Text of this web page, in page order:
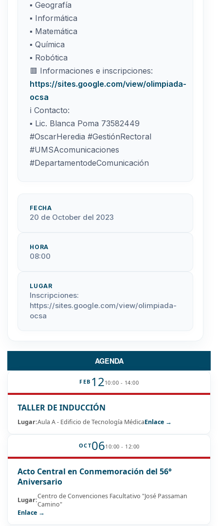
▪ Geografía
▪ Informática
▪ Matemática
▪ Química
▪ Robótica
🟥 Informaciones e inscripciones:
https://sites.google.com/view/olimpiada-
ocsa
ℹ Contacto:
▪ Lic. Blanca Poma 73582449
#OscarHeredia #GestiónRectoral
#UMSAcomunicaciones
#DepartamentodeComunicación
FECHA
20 de October del 2023
HORA
08:00
LUGAR
Inscripciones:
https://sites.google.com/view/olimpiada-
ocsa
AGENDA
FEB 1210:00 - 14:00
TALLER DE INDUCCIÓN
Lugar:Aula A - Edificio de Tecnología MédicaEnlace →
OCT0610:00 - 12:00
Acto Central en Conmemoración del 56°
Aniversario
Lugar:Centro de Convenciones Facultativo "José Passaman
Camino"
Enlace →